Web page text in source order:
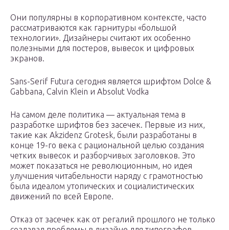
Они популярны в корпоративном контексте, часто
рассматриваются как гарнитуры «большой
технологии». Дизайнеры считают их особенно
полезными для постеров, вывесок и цифровых
экранов.
Sans-Serif Futura сегодня является шрифтом Dolce &
Gabbana, Calvin Klein и Absolut Vodka
На самом деле политика — актуальная тема в
разработке шрифтов без засечек. Первые из них,
такие как Akzidenz Grotesk, были разработаны в
конце 19-го века с рациональной целью создания
четких вывесок и разборчивых заголовков. Это
может показаться не революционным, но идея
улучшения читабельности наряду с грамотностью
была идеалом утопических и социалистических
движений по всей Европе.
Отказ от засечек как от регалий прошлого не только